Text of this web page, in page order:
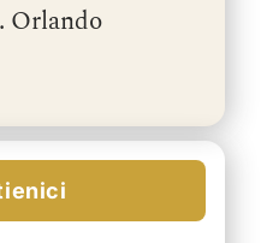
Orlando